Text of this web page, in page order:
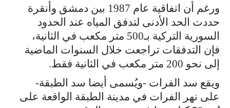
ورغم أن اتفاقية عام 1987 بين دمشق وأنقرة
حددت الحد الأدنى لتدفق المياه عند الحدود
السورية التركية بـ500 متر مكعب في الثانية،
فإن التدفقات تراجعت خلال السنوات الماضية
إلى نحو 200 متر مكعب في الثانية فقط.
ويقع سد الفرات -ويُسمى أيضا سد الطبقة-
على نهر الفرات في مدينة الطبقة الواقعة على